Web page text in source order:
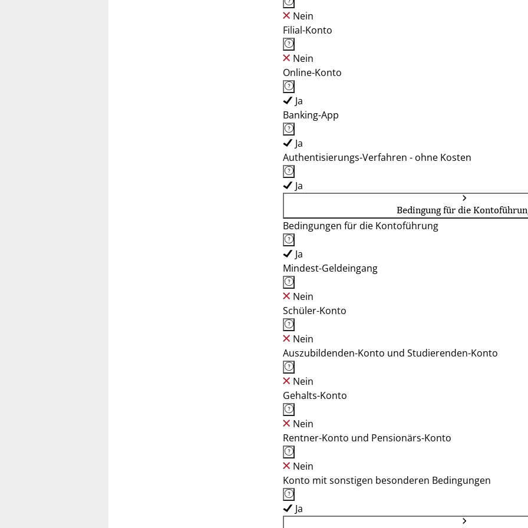
Nein
Filial-Konto
Nein
Online-Konto
Ja
Banking-App
Ja
Authentisierungs-Verfahren - ohne Kosten
Ja
Bedingung für die
Bedingungen für die Kontoführung
Ja
Mindest-Geldeingang
Nein
Schüler-Konto
Nein
Auszubildenden-Konto und Studierenden-Konto
Nein
Gehalts-Konto
Nein
Rentner-Konto und Pensionärs-Konto
Nein
Konto mit sonstigen besonderen Bedingungen
Ja